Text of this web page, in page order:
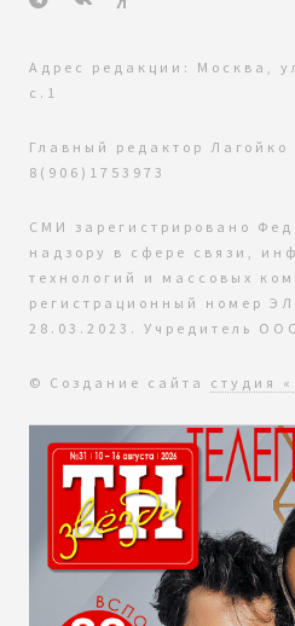
Адрес редакции: Москва,
с.1
Главный редактор
8(906)1753973
СМИ зарегистрировано
надзору в сфере связи,
технологий и массовых
регистрационный номер
28.03.2023. Учредитель
© Создание сайта студия